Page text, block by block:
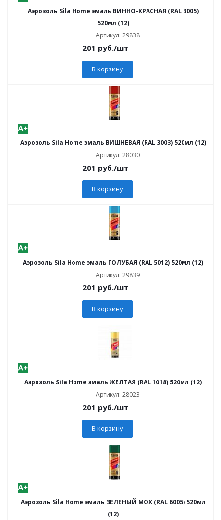
Аэрозоль Sila Home эмаль ВИННО-КРАСНАЯ (RAL 3005)
520мл (12)
Артикул: 29838
201 руб./шт
В корзину
Аэрозоль Sila Home эмаль ВИШНЕВАЯ (RAL 3003) 520мл (12)
Артикул: 28030
201 руб./шт
В корзину
Аэрозоль Sila Home эмаль ГОЛУБАЯ (RAL 5012) 520мл (12)
Артикул: 29839
201 руб./шт
В корзину
Аэрозоль Sila Home эмаль ЖЕЛТАЯ (RAL 1018) 520мл (12)
Артикул: 28023
201 руб./шт
В корзину
Аэрозоль Sila Home эмаль ЗЕЛЕНЫЙ МОХ (RAL 6005) 520мл
(12)